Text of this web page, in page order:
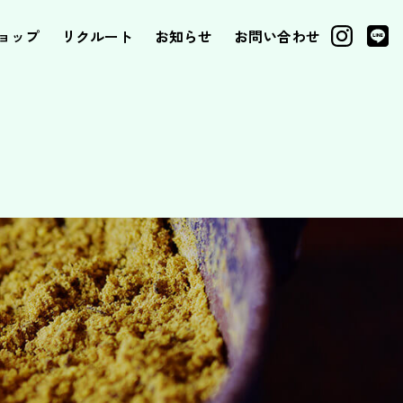
ップ リクルート お知らせ お問い合わせ